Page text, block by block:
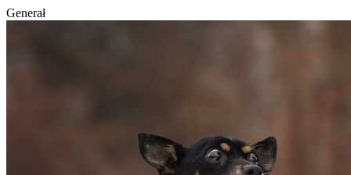
Generał